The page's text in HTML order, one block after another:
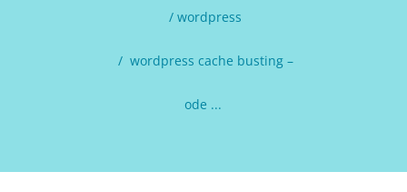
wordpress
wordpress cache busting –
ode ...